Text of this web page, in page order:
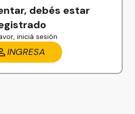
debés estar
iniciá sesión
INGRESA